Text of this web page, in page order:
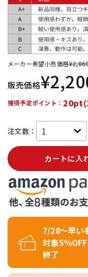
中古
メーカー希望小売価格¥
販売価格¥
獲得予定ポイント：
注文数：
カートに入
7/28～早い
対象5％
終了